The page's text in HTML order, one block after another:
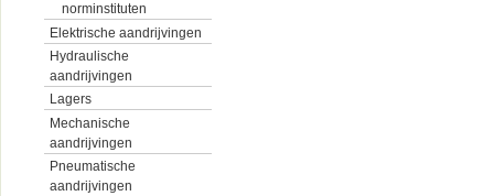
norminstituten
Elektrische aandrijvingen
Hydraulische
aandrijvingen
Lagers
Mechanische
aandrijvingen
Pneumatische
aandrijvingen